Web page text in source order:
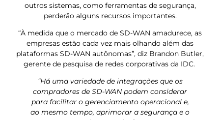
outros sistemas, como ferramentas de segurança,
perderão alguns recursos importantes.
“À medida que o mercado de SD-WAN amadurece, as
empresas estão cada vez mais olhando além das
plataformas SD-WAN autônomas”, diz Brandon Butler,
gerente de pesquisa de redes corporativas da IDC.
“Há uma variedade de integrações que os
compradores de SD-WAN podem considerar
para facilitar o gerenciamento operacional e,
ao mesmo tempo, aprimorar a segurança e o